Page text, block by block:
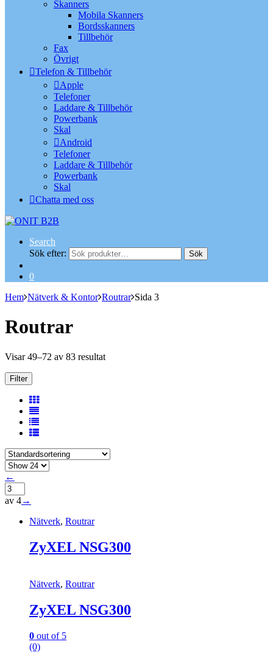
Skanners
Mobila Skanners
Bordsskanners
Tillbehör
Fax
Övrigt
Telefon & Tillbehör
Apple
Telefoner
Laddare & Tillbehör
Powerbank
Skal
Android
Telefoner
Laddare & Tillbehör
Powerbank
Skal
Chatta med oss
Search
Sök efter:
Sök
0
Hem Nätverk & Kontor Routrar Sida 3
Routrar
Visar 49–72 av 83 resultat
Filter
←
av 4→
Nätverk, Routrar
ZyXEL NSG300
Nätverk, Routrar
ZyXEL NSG300
0 out of 5
(0)